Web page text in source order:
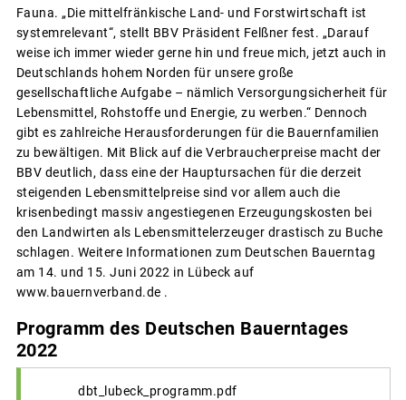
Fauna. „Die mittelfränkische Land- und Forstwirtschaft ist
systemrelevant“, stellt BBV Präsident Felßner fest. „Darauf
weise ich immer wieder gerne hin und freue mich, jetzt auch in
Deutschlands hohem Norden für unsere große
gesellschaftliche Aufgabe – nämlich Versorgungsicherheit für
Lebensmittel, Rohstoffe und Energie, zu werben.“ Dennoch
gibt es zahlreiche Herausforderungen für die Bauernfamilien
zu bewältigen. Mit Blick auf die Verbraucherpreise macht der
BBV deutlich, dass eine der Hauptursachen für die derzeit
steigenden Lebensmittelpreise sind vor allem auch die
krisenbedingt massiv angestiegenen Erzeugungskosten bei
den Landwirten als Lebensmittelerzeuger drastisch zu Buche
schlagen. Weitere Informationen zum Deutschen Bauerntag
am 14. und 15. Juni 2022 in Lübeck auf
www.bauernverband.de .
Programm des Deutschen Bauerntages
2022
dbt_lubeck_programm.pdf